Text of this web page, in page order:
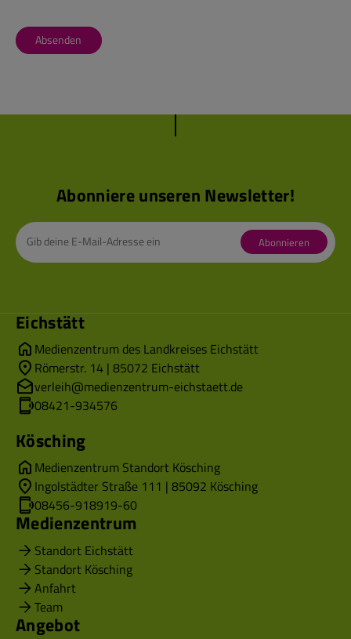
Absenden
Abonniere unseren Newsletter!
Abonnieren
Eichstätt
Medienzentrum des Landkreises Eichstätt
Römerstr. 14 | 85072 Eichstätt
verleih@medienzentrum-eichstaett.de
08421-934576
Kösching
Medienzentrum Standort Kösching
Ingolstädter Straße 111 | 85092 Kösching
08456-918919-60
Medienzentrum
Standort Eichstätt
Standort Kösching
Anfahrt
Team
Angebot